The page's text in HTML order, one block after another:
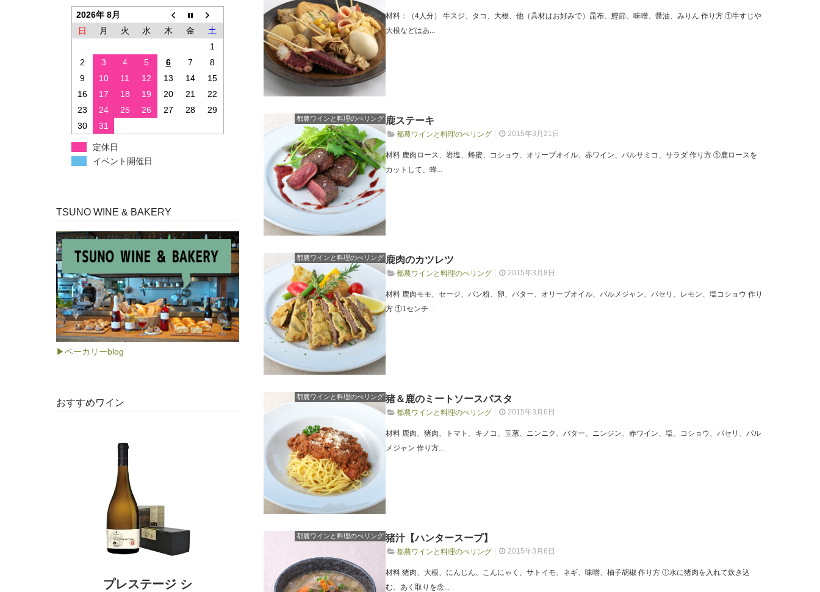
材料：（4人分） 牛スジ、タコ、大根、他（具材はお好みで）昆布、鰹節、味噌、醤油、みりん 作り方 ①牛すじや
大根などはあ...
都農ワインと料理のぺリング 鹿ステーキ
都農ワインと料理のぺリング 2015年3月21日
材料 鹿肉ロース、岩塩、蜂蜜、コショウ、オリーブオイル、赤ワイン、バルサミコ、サラダ 作り方 ①鹿ロースを
カットして、蜂...
都農ワインと料理のぺリング 鹿肉のカツレツ
都農ワインと料理のぺリング 2015年3月8日
材料 鹿肉モモ、セージ、パン粉、卵、バター、オリーブオイル、パルメジャン、パセリ、レモン、塩コショウ 作り
方 ①1センチ...
都農ワインと料理のぺリング 猪＆鹿のミートソースパスタ
都農ワインと料理のぺリング 2015年3月6日
材料 鹿肉、猪肉、トマト、キノコ、玉葱、ニンニク、バター、ニンジン、赤ワイン、塩、コショウ、パセリ、パル
メジャン 作り方...
都農ワインと料理のぺリング 猪汁【ハンタースープ】
都農ワインと料理のぺリング 2015年3月6日
材料 猪肉、大根、にんじん、こんにゃく、サトイモ、ネギ、味噌、柚子胡椒 作り方 ①水に猪肉を入れて炊き込
む。あく取りを念...
2026年 8月
日
月 火 水 木 金
土
1
2
3 4 5 6 7
8
9
10 11 12 13 14
15
16
17 18 19 20 21
22
23
24 25 26 27 28
29
30
31
定休日
イベント開催日
TSUNO WINE & BAKERY
▶ベーカリーblog
おすすめワイン
プレステージ シ